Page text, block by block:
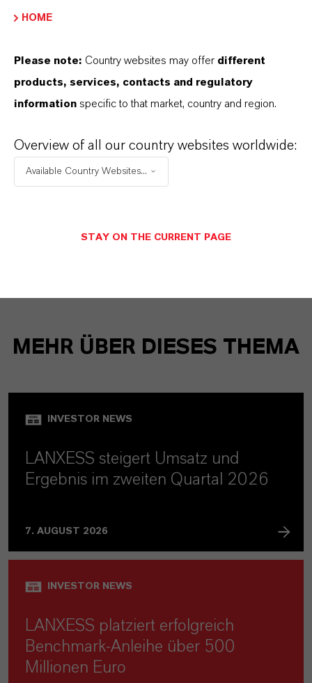
MEHR ÜBER DIESES THEMA
INVESTOR NEWS
LANXESS steigert Umsatz und
Ergebnis im zweiten Quartal 2026
7. AUGUST 2026
INVESTOR NEWS
LANXESS platziert erfolgreich
Benchmark-Anleihe über 500
Millionen Euro
HOME
Please note: Country websites may offer different
products, services, contacts and regulatory
information specific to that market, country and region.
Overview of all our country websites worldwide:
Available Country Websites...
STAY ON THE CURRENT PAGE